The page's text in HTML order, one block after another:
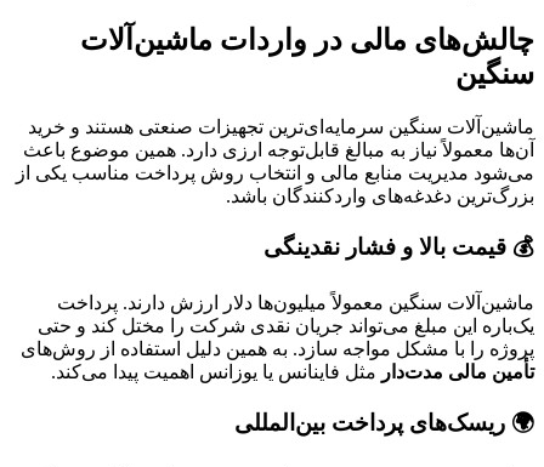
چالش‌های مالی در واردات ماشین‌آلات
سنگین
ماشین‌آلات سنگین سرمایه‌ای‌ترین تجهیزات صنعتی هستند و خرید
آن‌ها معمولاً نیاز به مبالغ قابل‌توجه ارزی دارد. همین موضوع باعث
می‌شود مدیریت منابع مالی و انتخاب روش پرداخت مناسب یکی از
بزرگ‌ترین دغدغه‌های واردکنندگان باشد.
💰 قیمت بالا و فشار نقدینگی
ماشین‌آلات سنگین معمولاً میلیون‌ها دلار ارزش دارند. پرداخت
یک‌باره این مبلغ می‌تواند جریان نقدی شرکت را مختل کند و حتی
پروژه را با مشکل مواجه سازد. به همین دلیل استفاده از روش‌های
تأمین مالی مدت‌دار مثل فاینانس یا یوزانس اهمیت پیدا می‌کند.
🌍 ریسک‌های پرداخت بین‌المللی